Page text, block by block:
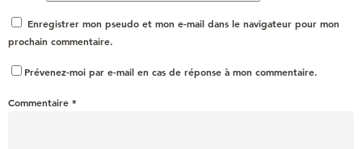
Enregistrer mon pseudo et mon e-mail dans le navigateur pour mon
prochain commentaire.
Prévenez-moi par e-mail en cas de réponse à mon commentaire.
Commentaire *